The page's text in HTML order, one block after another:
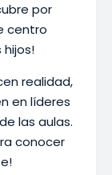
por
centro
realidad,
en líderes
las aulas.
conocer